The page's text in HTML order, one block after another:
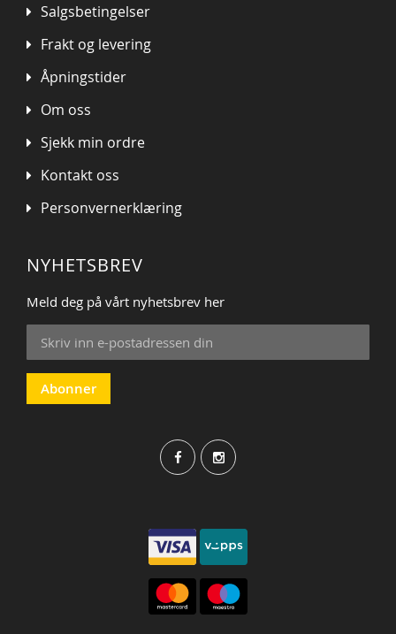
Salgsbetingelser
Frakt og levering
Åpningstider
Om oss
Sjekk min ordre
Kontakt oss
Personvernerklæring
NYHETSBREV
Meld deg på vårt nyhetsbrev her
Sign
Up
for
Our
Newsletter:
Abonner